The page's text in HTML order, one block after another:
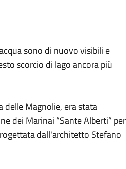
sono di nuovo visibili e
scorcio di lago ancora più
delle Magnolie, era stata
dei Marinai “Sante Alberti” per
dall'architetto Stefano